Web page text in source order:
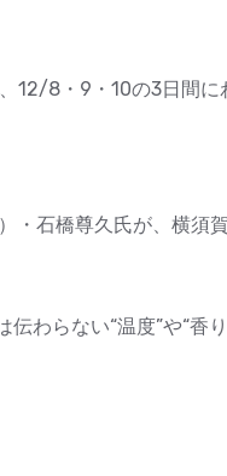
12/8・9・10の3日間に
・石橋尊久氏が、横須
わらない“温度”や“香